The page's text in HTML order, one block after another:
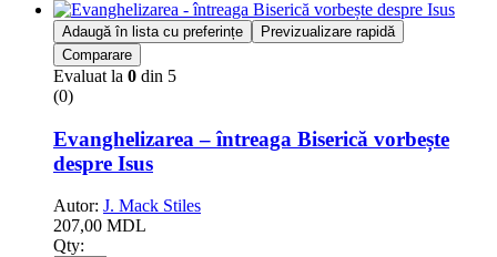
Adaugă în lista cu preferințe
Previzualizare rapidă
Comparare
Evaluat la 0 din 5
(0)
Evanghelizarea – întreaga Biserică vorbește
despre Isus
Autor: J. Mack Stiles
207,00 MDL
Qty: